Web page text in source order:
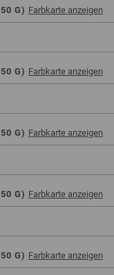
50 G) Farbkarte anzeigen
50 G) Farbkarte anzeigen
50 G) Farbkarte anzeigen
50 G) Farbkarte anzeigen
50 G) Farbkarte anzeigen